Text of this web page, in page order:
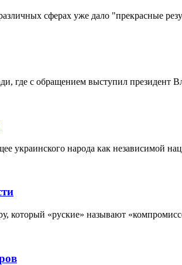
сферах уже дало "прекрасные
где с обращением выступил президент
украинского народа как независимой
который «руские» называют